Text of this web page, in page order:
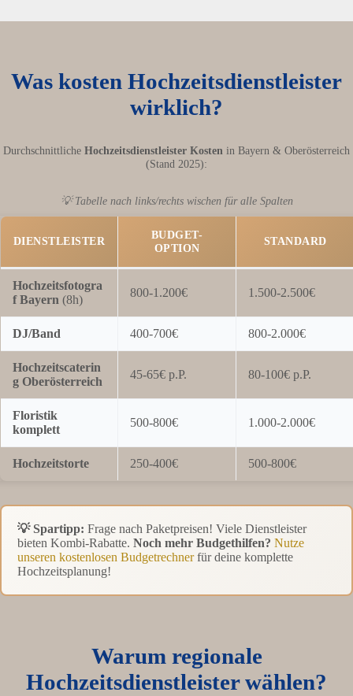
Was kosten Hochzeitsdienstleister
wirklich?
Durchschnittliche Hochzeitsdienstleister Kosten in Bayern & Oberösterreich
(Stand 2025):
💡 Tabelle nach links/rechts wischen für alle Spalten
DIENSTLEISTER
BUDGET-
OPTION
STANDARD
Hochzeitsfotogra
f Bayern (8h)
800-1.200€ 1.500-2.500€
DJ/Band 400-700€ 800-2.000€
Hochzeitscaterin
g Oberösterreich
45-65€ p.P. 80-100€ p.P.
Floristik
komplett
500-800€ 1.000-2.000€
Hochzeitstorte 250-400€ 500-800€
💡 Spartipp: Frage nach Paketpreisen! Viele Dienstleister
bieten Kombi-Rabatte. Noch mehr Budgethilfen? Nutze
unseren kostenlosen Budgetrechnerfür deine komplette
Hochzeitsplanung!
Warum regionale
Hochzeitsdienstleister wählen?